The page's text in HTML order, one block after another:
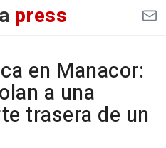
press
en Manacor:
a una
trasera de un